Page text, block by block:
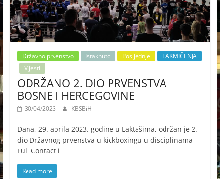
Državno prvenstvo Istaknuto Posljednje
TAKMIČENJA
Vijesti
ODRŽANO 2. DIO PRVENSTVA
BOSNE I HERCEGOVINE
30/04/2023 KBSBiH
Dana, 29. aprila 2023. godine u Laktašima, održan je 2.
dio Državnog prvenstva u kickboxingu u disciplinama
Full Contact i
Read more